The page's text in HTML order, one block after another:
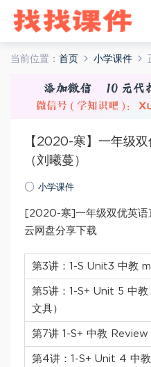
当前位置： 首页 小学课件
【2020-寒】一年级
（刘曦蔓）
小学课件
[2020-寒]一年级双优英语
云网盘分享下载
第3讲：1-S Unit3 中教
第5讲：1-S+ Unit 5 中
文具）
第7讲 1-S+ 中教
第4讲：1-S+ Unit 4 中